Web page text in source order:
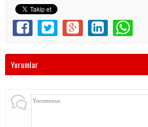
Yorumlar